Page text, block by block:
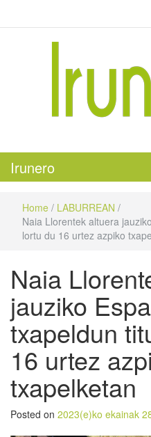
Irunero
Home / LABURREAN /
Naia Llorentek altuera
lortu du 16 urtez azpiko
Naia
jauziko
txapeldun
16 urtez
txapelketan
Posted on 2023(e)ko ekainak